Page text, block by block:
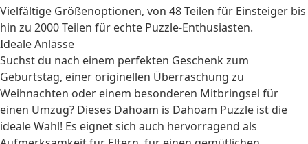
Vielfältige Größenoptionen, von 48 Teilen für Einsteiger bis
hin zu 2000 Teilen für echte Puzzle-Enthusiasten.
Ideale Anlässe
Suchst du nach einem perfekten Geschenk zum
Geburtstag, einer originellen Überraschung zu
Weihnachten oder einem besonderen Mitbringsel für
einen Umzug? Dieses Dahoam is Dahoam Puzzle ist die
ideale Wahl! Es eignet sich auch hervorragend als